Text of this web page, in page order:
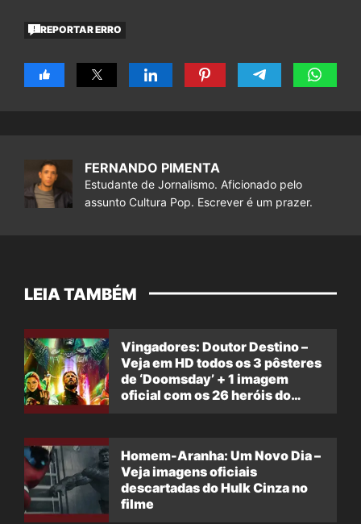
REPORTAR ERRO
FERNANDO PIMENTA
Estudante de Jornalismo. Aficionado pelo
assunto Cultura Pop. Escrever é um prazer.
LEIA TAMBÉM
Vingadores: Doutor Destino –
Veja em HD todos os 3 pôsteres
de ‘Doomsday’ + 1 imagem
oficial com os 26 heróis do
Homem-Aranha: Um Novo Dia –
Veja imagens oficiais
descartadas do Hulk Cinza no
filme